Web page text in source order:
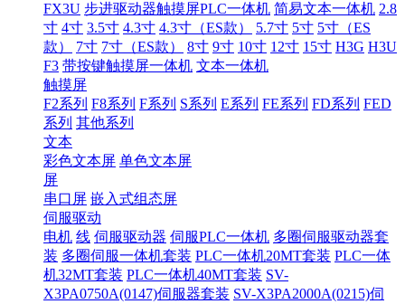
FX3U 步进驱动器触摸屏PLC一体机 简易文本一体机 2.8
寸 4寸 3.5寸 4.3寸 4.3寸（ES款） 5.7寸 5寸 5寸（ES
款）
7寸 7寸（ES款） 8寸 9寸 10寸 12寸 15寸 H3G H3U
F3 带按键触摸屏一体机 文本一体机
触摸屏
F2系列 F8系列 F系列 S系列 E系列 FE系列 FD系列 FED
系列 其他系列
文本
彩色文本屏 单色文本屏
屏
串口屏 嵌入式组态屏
伺服驱动
电机 线 伺服驱动器 伺服PLC一体机 多圈伺服驱动器套
装 多圈伺服一体机套装 PLC一体机20MT套装 PLC一体
机32MT套装 PLC一体机40MT套装 SV-
X3PA0750A(0147)伺服器套装 SV-X3PA2000A(0215)伺